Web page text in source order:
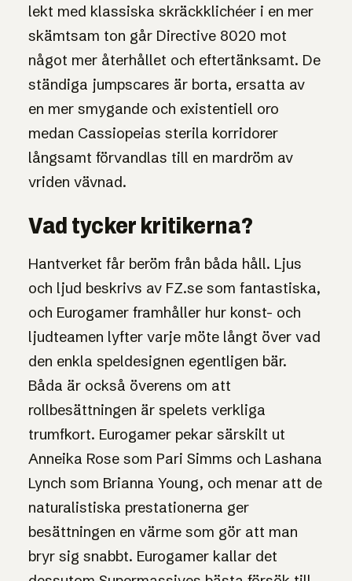
lekt med klassiska skräckklichéer i en mer
skämtsam ton går Directive 8020 mot
något mer återhållet och eftertänksamt. De
ständiga jumpscares är borta, ersatta av
en mer smygande och existentiell oro
medan Cassiopeias sterila korridorer
långsamt förvandlas till en mardröm av
vriden vävnad.
Vad tycker kritikerna?
Hantverket får beröm från båda håll. Ljus
och ljud beskrivs av FZ.se som fantastiska,
och Eurogamer framhåller hur konst- och
ljudteamen lyfter varje möte långt över vad
den enkla speldesignen egentligen bär.
Båda är också överens om att
rollbesättningen är spelets verkliga
trumfkort. Eurogamer pekar särskilt ut
Anneika Rose som Pari Simms och Lashana
Lynch som Brianna Young, och menar att de
naturalistiska prestationerna ger
besättningen en värme som gör att man
bryr sig snabbt. Eurogamer kallar det